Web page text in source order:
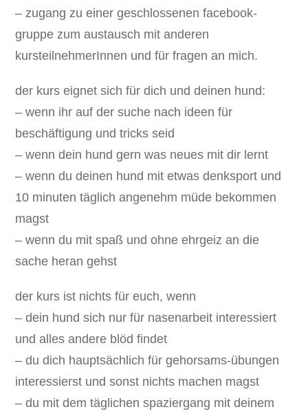
– zugang zu einer geschlossenen facebook-
gruppe zum austausch mit anderen
kursteilnehmerInnen und für fragen an mich.
der kurs eignet sich für dich und deinen hund:
– wenn ihr auf der suche nach ideen für
beschäftigung und tricks seid
– wenn dein hund gern was neues mit dir lernt
– wenn du deinen hund mit etwas denksport und
10 minuten täglich angenehm müde bekommen
magst
– wenn du mit spaß und ohne ehrgeiz an die
sache heran gehst
der kurs ist nichts für euch, wenn
– dein hund sich nur für nasenarbeit interessiert
und alles andere blöd findet
– du dich hauptsächlich für gehorsams-übungen
interessierst und sonst nichts machen magst
– du mit dem täglichen spaziergang mit deinem